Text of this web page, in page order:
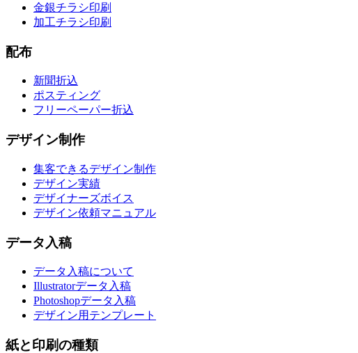
金銀チラシ印刷
加工チラシ印刷
配布
新聞折込
ポスティング
フリーペーパー折込
デザイン制作
集客できるデザイン制作
デザイン実績
デザイナーズボイス
デザイン依頼マニュアル
データ入稿
データ入稿について
Illustratorデータ入稿
Photoshopデータ入稿
デザイン用テンプレート
紙と印刷の種類